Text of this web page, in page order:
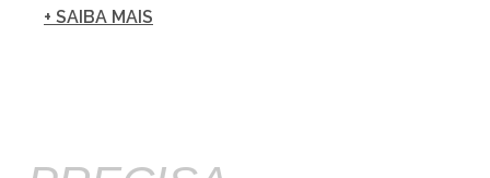
+ SAIBA MAIS